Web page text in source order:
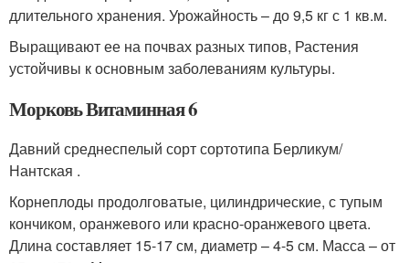
длительного хранения. Урожайность – до 9,5 кг с 1 кв.м.
Выращивают ее на почвах разных типов, Растения
устойчивы к основным заболеваниям культуры.
Морковь Витаминная 6
Давний среднеспелый сорт сортотипа Берликум/
Нантская .
Корнеплоды продолговатые, цилиндрические, с тупым
кончиком, оранжевого или красно-оранжевого цвета.
Длина составляет 15-17 см, диаметр – 4-5 см. Масса – от